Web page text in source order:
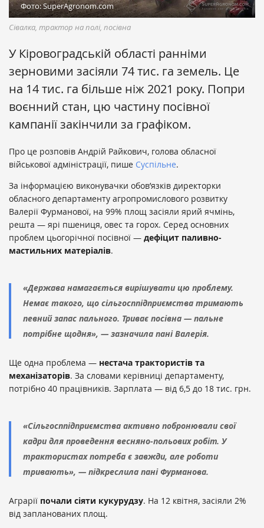
Фото: SuperAgronom.com
Сівалка, трактор на полі, посівна
У Кіровоградській області ранніми
зерновими засіяли 74 тис. га земель. Це
на 14 тис. га більше ніж 2021 року. Попри
воєнний стан, цю частину посівної
кампанії закінчили за графіком.
Про це розповів Андрій Райкович, голова обласної
військової адміністрації, пише Суспільне.
За інформацією виконувачки обов’язків директорки
обласного департаменту агропромислового розвитку
Валерії Фурманової, на 99% площ засіяли ярий ячмінь,
решта — ярі пшениця, овес та горох. Серед основних
проблем цьогорічної посівної — дефіцит паливно-
мастильних матеріалів.
«Держава намагається вирішувати цю проблему.
Немає такого, що сільгосппідприємства тримають
певний запас пального. Триває посівна — пальне
потрібне щодня», — зазначила пані Валерія.
Ще одна проблема — нестача трактористів та
механізаторів. За словами керівниці департаменту,
потрібно 40 працівників. Зарплата — від 6,5 до 18 тис. грн.
«Сільгосппідприємства активно побронювали свої
кадри для проведення весняно-польових робіт. У
трактористах потреба є завжди, але роботи
тривають», — підкреслила пані Фурманова.
Аграрії почали сіяти кукурудзу. На 12 квітня, засіяли 2%
від запланованих площ.